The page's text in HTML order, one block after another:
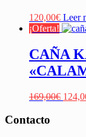
120,00€ Leer
¡Oferta!
CAÑA
169,00€ El
Contacto